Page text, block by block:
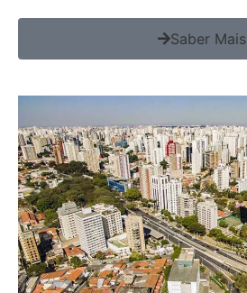
Saber Mais